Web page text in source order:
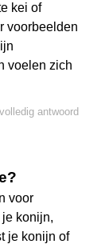
kei of
voorbeelden
voelen zich
antwoord
voor
konijn,
je konijn of